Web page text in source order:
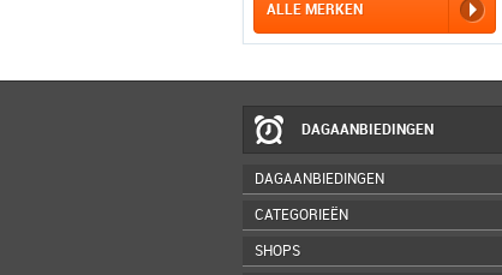
ALLE MERKEN
DAGAANBIEDINGEN
DAGAANBIEDINGEN
CATEGORIEËN
SHOPS